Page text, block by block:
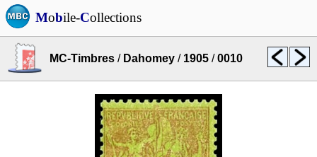
Mobile-Collections
MC-Timbres / Dahomey / 1905 /0010